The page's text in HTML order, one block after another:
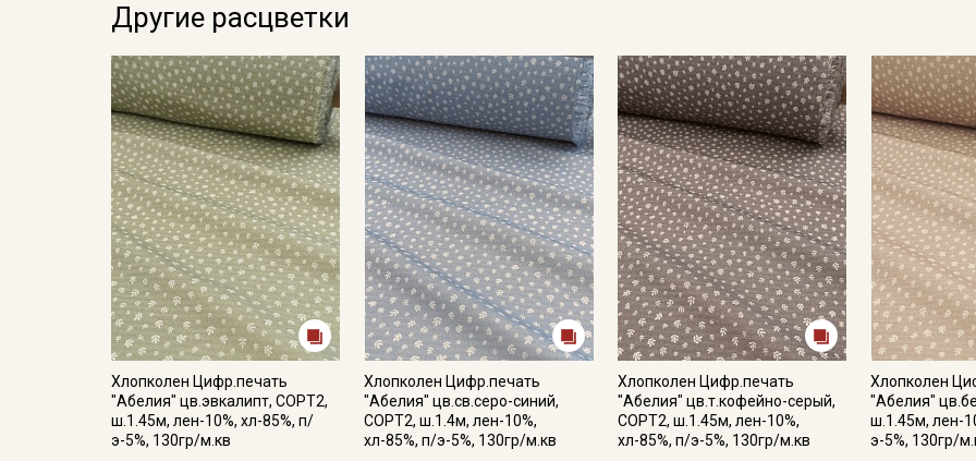
Другие расцветки
Хлопколен Цифр.печать
"Абелия" цв.эвкалипт, СОРТ2,
ш.1.45м, лен-10%, хл-85%, п/
э-5%, 130гр/м.кв
Хлопколен Цифр.печать
"Абелия" цв.св.серо-синий,
СОРТ2, ш.1.4м, лен-10%,
хл-85%, п/э-5%, 130гр/м.кв
Хлопколен Цифр.печать
"Абелия" цв.т.кофейно-серый,
СОРТ2, ш.1.45м, лен-10%,
хл-85%, п/э-5%, 130гр/м.кв
Хлопколен
"Абелия"
ш.1.45м, лен-
э-5%, 130гр/